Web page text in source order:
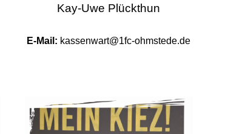
Kay-Uwe Plückthun
E-Mail: kassenwart@1fc-ohmstede.de